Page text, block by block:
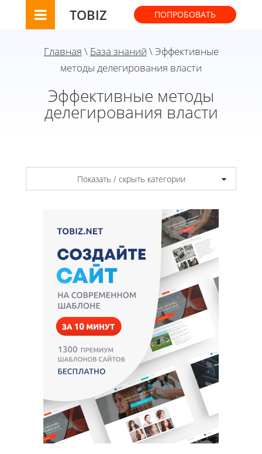
TOBIZ ПОПРОБОВАТЬ
Главная \ База знаний \ Эффективные
методы делегирования власти
Эффективные методы
делегирования власти
Показать / скрыть категории